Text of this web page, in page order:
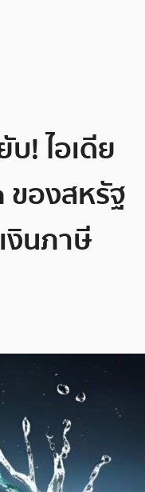
! ไอเดีย
ของสหรัฐ
งินภาษี